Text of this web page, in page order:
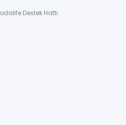
Destek Hattı